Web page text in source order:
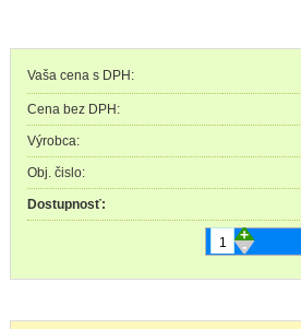
Vaša cena s DPH:
Cena bez DPH:
Výrobca:
Obj. čislo:
Dostupnosť:
-
+